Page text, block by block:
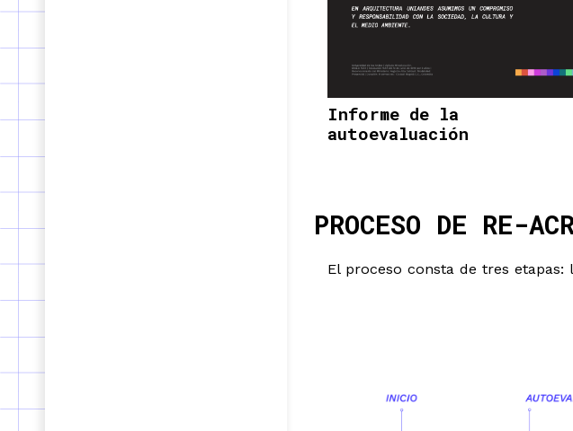
Informe de la
autoevaluación
PROCESO DE RE-
El proceso consta de tres